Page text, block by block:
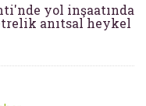
yol inşaatında
anıtsal heykel